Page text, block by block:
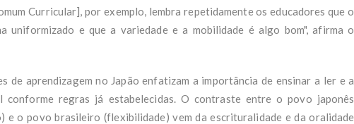
Curricular], por exemplo, lembra repetidamente os educadores que o
uniformizado e que a variedade e a mobilidade é algo bom", afirma o
de aprendizagem no Japão enfatizam a importância de ensinar a ler e a
conforme regras já estabelecidas. O contraste entre o povo japonês
e o povo brasileiro (flexibilidade) vem da escrituralidade e da oralidade